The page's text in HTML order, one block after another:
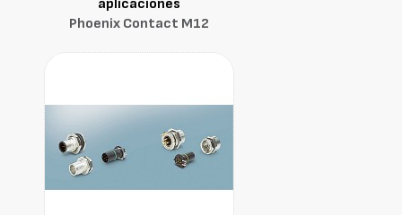
aplicaciones
Phoenix Contact M12